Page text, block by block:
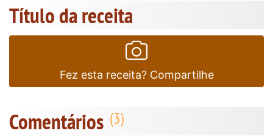
Título da receita
Fez esta receita? Compartilhe
Comentários